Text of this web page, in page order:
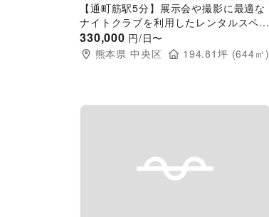
【通町筋駅5分】展示会や撮影に最適な
ナイトクラブを利用したレンタルスペー
ス
330,000 円/日〜
熊本県 中央区 194.81 坪 (644㎡)
Previous slide